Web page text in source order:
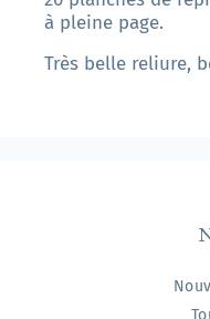
à pleine page.
Très belle reliure,